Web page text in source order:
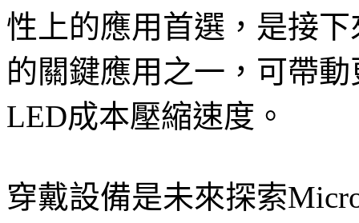
性上的應用首選，是接
的關鍵應用之一，可帶
LED成本壓縮速度。
穿戴設備是未來探索